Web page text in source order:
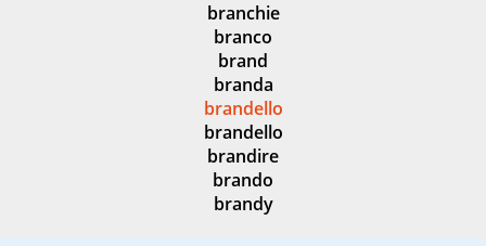
branchie
branco
brand
branda
brandello
brandello
brandire
brando
brandy